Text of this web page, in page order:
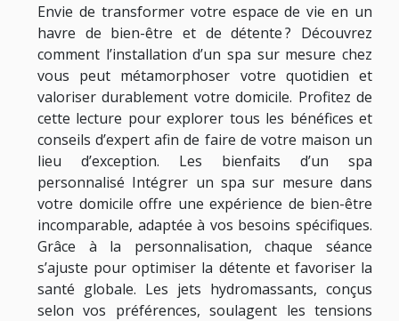
Envie de transformer votre espace de vie en un
havre de bien-être et de détente ? Découvrez
comment l’installation d’un spa sur mesure chez
vous peut métamorphoser votre quotidien et
valoriser durablement votre domicile. Profitez de
cette lecture pour explorer tous les bénéfices et
conseils d’expert afin de faire de votre maison un
lieu d’exception. Les bienfaits d’un spa
personnalisé Intégrer un spa sur mesure dans
votre domicile offre une expérience de bien-être
incomparable, adaptée à vos besoins spécifiques.
Grâce à la personnalisation, chaque séance
s’ajuste pour optimiser la détente et favoriser la
santé globale. Les jets hydromassants, conçus
selon vos préférences, soulagent les tensions